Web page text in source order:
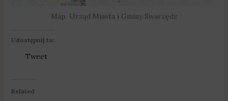
Map. Urząd Miasta i Gminy Swarzędz
Udostępnij to:
Tweet
Related